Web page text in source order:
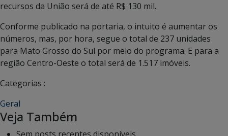
recursos da União será de até R$ 130 mil.
Conforme publicado na portaria, o intuito é aumentar os
números, mas, por hora, segue o total de 237 unidades
para Mato Grosso do Sul por meio do programa. E para a
região Centro-Oeste o total será de 1.517 imóveis.
Categorias :
Geral
Veja Também